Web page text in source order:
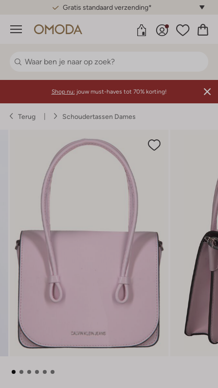
Gratis standaard verzending*
Menu
Shop nu: jouw must-haves tot 70% korting!
Terug Schoudertassen Dames